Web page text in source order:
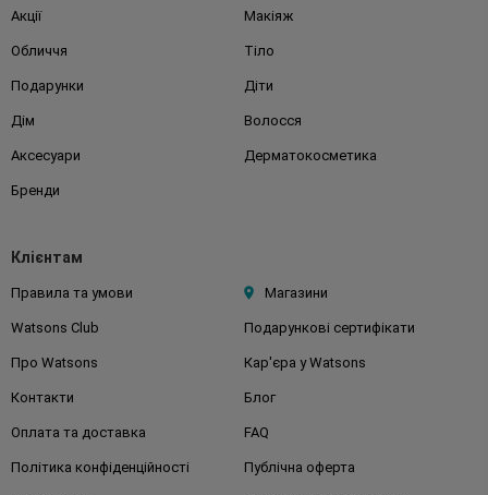
Акції Макіяж
Обличчя Тіло
Подарунки Діти
Дім Волосся
Аксесуари Дерматокосметика
Бренди
Клієнтам
Правила та умови Магазини
Watsons Club Подарункові сертифікати
Про Watsons Кар'єра у Watsons
Контакти Блог
Оплата та доставка FAQ
Політика конфіденційності Публічна оферта